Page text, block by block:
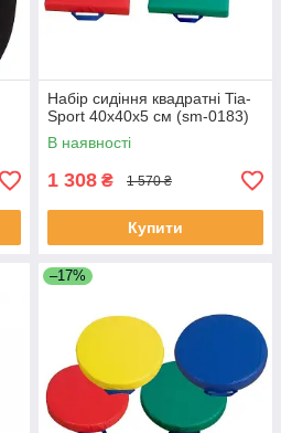
Набір сидіння квадратні Tia-
Sport 40х40х5 см (sm-0183)
В наявності
1 308 ₴ 1 570 ₴
Купити
–17%